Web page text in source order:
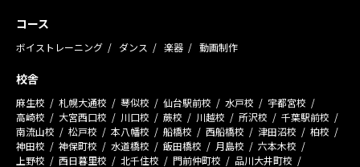
コース
ボイストレーニング ダンス 楽器 動画制作
校舎
麻生校 札幌大通校 琴似校 仙台駅前校 水戸校
宇都宮校
高崎校
大宮西口校 川口校 蕨校 川越校 所沢校
千葉駅前校
南流山校
松戸校 本八幡校 船橋校 西船橋校 津田沼校
柏校
神田校
神保町校 水道橋校 飯田橋校 月島校
六本木校
上野校
西日暮里校 北千住校 門前仲町校
品川大井町校